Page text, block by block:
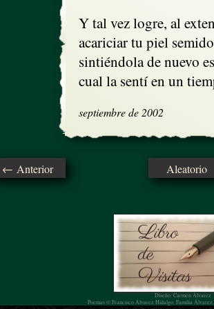
Y tal vez logre, al
acariciar tu piel
sintiéndola de nuevo
cual la sentí en un
septiembre de 2002
← Anterior Aleatorio
Diseño: Carmen Álvarez
Poemas © Francisco Álvarez Hidalgo, Familia Álvarez.